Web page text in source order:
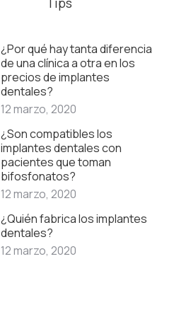
¿Por qué hay tanta diferencia
de una clínica a otra en los
precios de implantes
dentales?
12 marzo, 2020
¿Son compatibles los
implantes dentales con
pacientes que toman
bifosfonatos?
12 marzo, 2020
¿Quién fabrica los implantes
dentales?
12 marzo, 2020